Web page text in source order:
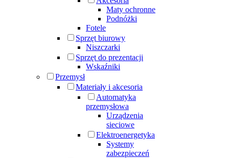
Maty ochronne
Podnóżki
Fotele
Sprzęt biurowy
Niszczarki
Sprzęt do prezentacji
Wskaźniki
Przemysł
Materiały i akcesoria
Automatyka
przemysłowa
Urządzenia
sieciowe
Elektroenergetyka
Systemy
zabezpieczeń